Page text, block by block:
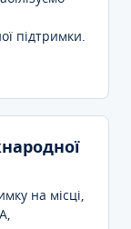
підтримки.
на місці,